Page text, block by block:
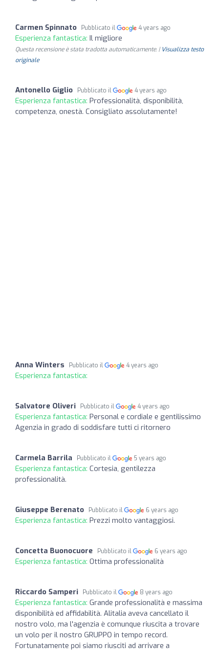
Carmen Spinnato Pubblicato il 4 years ago
Esperienza fantastica: Il migliore
Questa recensione è stata tradotta automaticamente. | Visualizza testo
originale
Antonello Giglio Pubblicato il 4 years ago
Esperienza fantastica: Professionalità, disponibilità,
competenza, onestà. Consigliato assolutamente!
Anna Winters Pubblicato il 4 years ago
Esperienza fantastica:
Salvatore Oliveri Pubblicato il 4 years ago
Esperienza fantastica: Personal e cordiale e gentilissimo
Agenzia in grado di soddisfare tutti ci ritornero
Carmela Barrila Pubblicato il 5 years ago
Esperienza fantastica: Cortesia, gentilezza
professionalità.
Giuseppe Berenato Pubblicato il 6 years ago
Esperienza fantastica: Prezzi molto vantaggiosi.
Concetta Buonocuore Pubblicato il 6 years ago
Esperienza fantastica: Ottima professionalità
Riccardo Samperi Pubblicato il 8 years ago
Esperienza fantastica: Grande professionalità e massima
disponibilità ed affidabilità. Alitalia aveva cancellato il
nostro volo, ma l'agenzia è comunque riuscita a trovare
un volo per il nostro GRUPPO in tempo record.
Fortunatamente poi siamo riusciti ad arrivare a